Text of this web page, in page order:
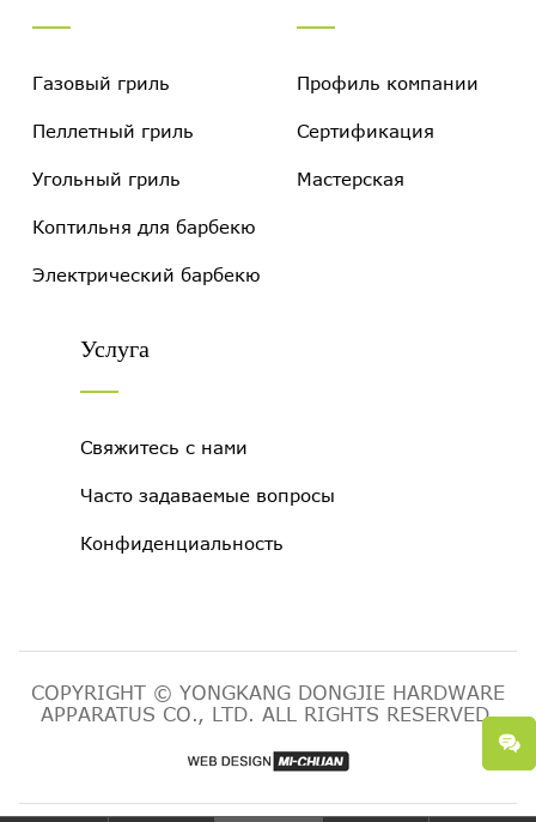
Газовый гриль
Пеллетный гриль
Угольный гриль
Коптильня для барбекю
Электрический барбекю
Профиль компании
Сертификация
Мастерская
Услуга
Свяжитесь с нами
Часто задаваемые вопросы
Конфиденциальность
COPYRIGHT © YONGKANG DONGJIE HARDWARE
APPARATUS CO., LTD. ALL RIGHTS RESERVED.